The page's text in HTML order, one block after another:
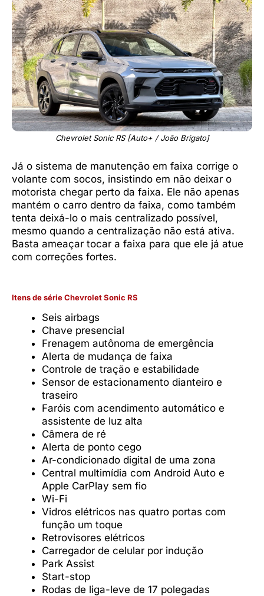
Chevrolet Sonic RS [Auto+ / João Brigato]
Já o sistema de manutenção em faixa corrige o
volante com socos, insistindo em não deixar o
motorista chegar perto da faixa. Ele não apenas
mantém o carro dentro da faixa, como também
tenta deixá-lo o mais centralizado possível,
mesmo quando a centralização não está ativa.
Basta ameaçar tocar a faixa para que ele já atue
com correções fortes.
Itens de série Chevrolet Sonic RS
Seis airbags
Chave presencial
Frenagem autônoma de emergência
Alerta de mudança de faixa
Controle de tração e estabilidade
Sensor de estacionamento dianteiro e
traseiro
Faróis com acendimento automático e
assistente de luz alta
Câmera de ré
Alerta de ponto cego
Ar-condicionado digital de uma zona
Central multimídia com Android Auto e
Apple CarPlay sem fio
Wi-Fi
Vidros elétricos nas quatro portas com
função um toque
Retrovisores elétricos
Carregador de celular por indução
Park Assist
Start-stop
Rodas de liga-leve de 17 polegadas